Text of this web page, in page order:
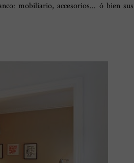
mobiliario, accesorios... ó bien sus